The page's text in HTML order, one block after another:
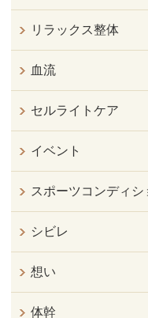
リラックス整体
血流
セルライトケア
イベント
スポーツコンディ
シビレ
想い
体幹